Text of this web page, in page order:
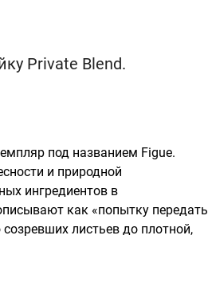
Private Blend.
под названием Figue.
и природной
ингредиентов в
как «попытку передать
листьев до плотной,